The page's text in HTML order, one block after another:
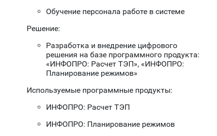
Обучение персонала работе в системе
Решение:
Разработка и внедрение цифрового
решения на базе программного продукта:
«ИНФОПРО: Расчет ТЭП», «ИНФОПРО:
Планирование режимов»
Используемые программные продукты:
ИНФОПРО: Расчет ТЭП
ИНФОПРО: Планирование режимов